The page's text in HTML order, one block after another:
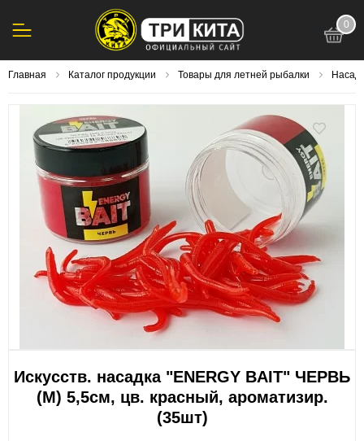
0
Главная Каталог продукции Товары для летней рыбалки
Искусств. насадка "ENERGY BAIT" ЧЕРВЬ
(М) 5,5см, цв. красный, ароматизир.
(35шт)